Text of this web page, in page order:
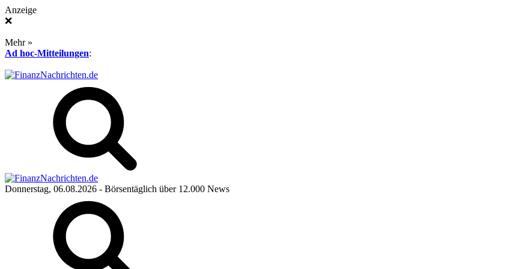
Anzeige
❌
Mehr »
Ad hoc-Mitteilungen:
Donnerstag, 06.08.2026 - Börsentäglich über 12.000 News